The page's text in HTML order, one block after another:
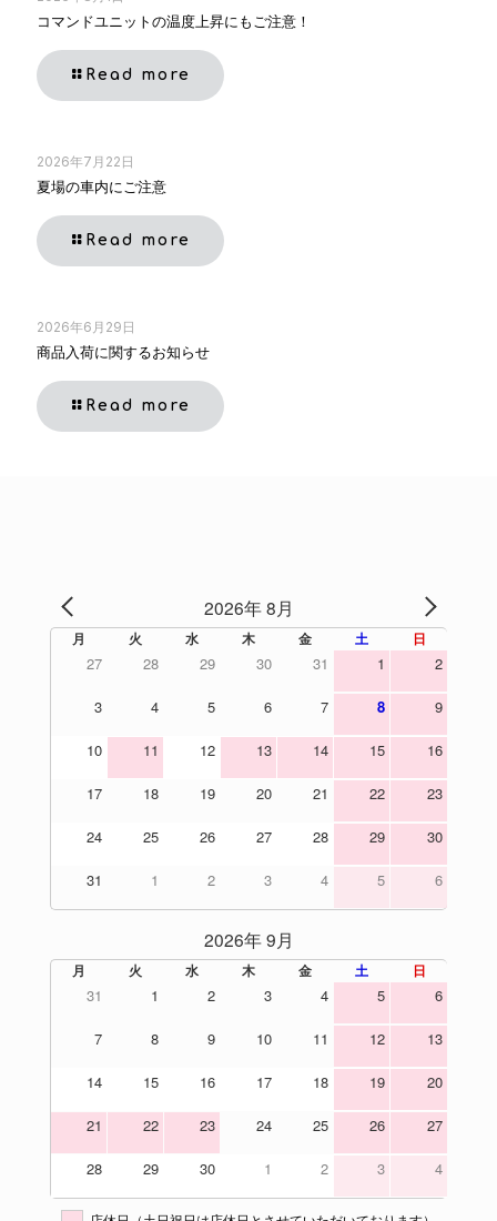
コマンドユニットの温度上昇にもご注意！
Read more
2026年7月22日
夏場の車内にご注意
Read more
2026年6月29日
商品入荷に関するお知らせ
Read more
2026年 8月 NEXT
月 火 水 木 金 土 日
27 28 29 30 31 1 2
3 4 5 6 7 8 9
10 11 12 13 14 15 16
17 18 19 20 21 22 23
24 25 26 27 28 29 30
31 1 2 3 4 5 6
2026年 9月
月 火 水 木 金 土 日
31 1 2 3 4 5 6
7 8 9 10 11 12 13
14 15 16 17 18 19 20
21 22 23 24 25 26 27
28 29 30 1 2 3 4